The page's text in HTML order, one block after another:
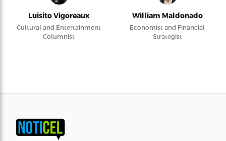
Luisito Vigoreaux
Cultural and Entertainment
Columnist
William Maldonado
Economist and Financial
Strategist